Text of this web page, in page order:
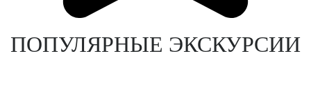
ПОПУЛЯРНЫЕ ЭКСКУРСИИ